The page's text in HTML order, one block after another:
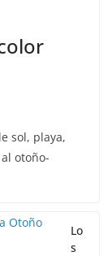
sol, playa,
otoño-
Lo
s